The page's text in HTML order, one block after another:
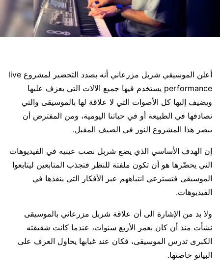
أعلن الموسيقي شربل مزرعاني أنه بصدد التحضير لمشروع live
performance يستخدم فيها جميع الآلات التي يعزف عليها
ويضيف إليها كل الأصوات التي لا علاقة لها بالموسيقى والتي
نصادفها في الطبيعة أو في حياتنا اليومية، ومن المفترض أن
يبصر هذا المشروع النور في الصيف المقبل.
إن الهدف الأساسي الذي يضع شربل نصب عينيه في الفيديوهات
التي يحضّرها هو أن تكون ملفتة للنظر فتجذب المتابعين ليتابعوا
الموسيقى فتسترعي انتباههم عبر الأفكار التي ينفذها في
الفيديوهات.
ولا بد من الإشارة الى أن علاقة شربل مزرعاني بالموسيقى
نشأت منذ أن كان بعمر الأربع سنوات، عندما كانت شقيقته
الكبرى تدرس الموسيقى، فكان عند غيابها يحاول العزف على
البيانو خاصتها.